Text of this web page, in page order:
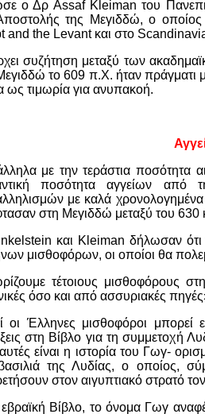
ο Δρ Assaf Kleiman του
της Μεγιδδώ, ο
and the Levant και στο
συζήτηση μεταξύ των
το 609 π.Χ. ήταν πράγματι
ως τιμωρία για ανυπακοή.
με την τεράστια ποσότητα
ποσότητα αγγείων από
με καλά
στη Μεγιδδώ μεταξύ του 630
και Kleiman δήλωσαν
μισθοφόρων, οι οποίοι θα
τέτοιους μισθοφόρους
όσο και από ασσυριακές
οι Έλληνες μισθοφόροι μπορεί
στη Βίβλο για τη συμμετοχή
είναι η ιστορία του Γωγ-
της Λυδίας, ο οποίος,
στον αιγυπτιακό στρατό
εβραϊκή Βίβλο, το όνομα Γωγ